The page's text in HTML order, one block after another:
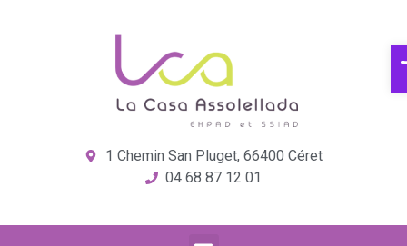
1 Chemin San Pluget, 66400 Céret
04 68 87 12 01